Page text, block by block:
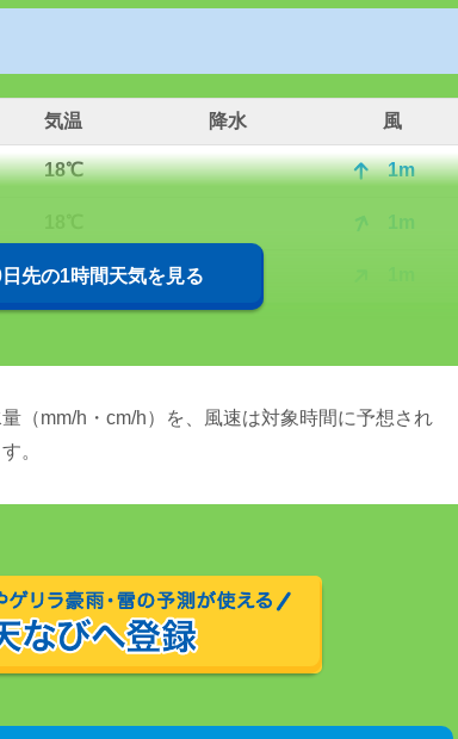
気温 降水 風
18℃ 1m
1m
18℃
先の1時間天気を見る
（mm/h・cm/h）を、風速は対象時間に予想され
。